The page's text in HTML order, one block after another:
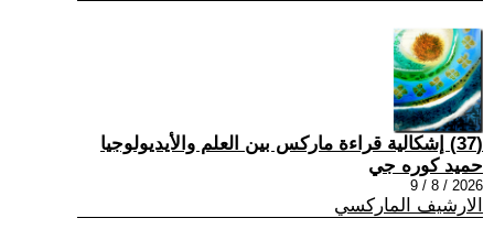
(37) إشكالية قراءة ماركس بين العلم والأيديولوجيا
حميد كوره جي
2026 / 8 / 9
الارشيف الماركسي